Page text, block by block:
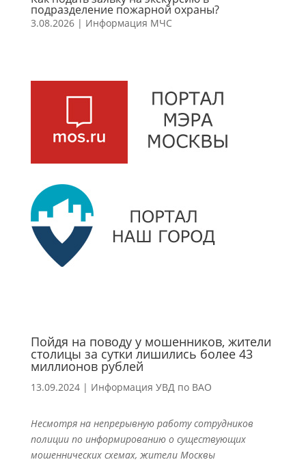
подразделение пожарной охраны?
3.08.2026| Информация МЧС
Пойдя на поводу у мошенников, жители
столицы за сутки лишились более 43
миллионов рублей
13.09.2024| Информация УВД по ВАО
Несмотря на непрерывную работу сотрудников
полиции по информированию о существующих
мошеннических схемах, жители Москвы